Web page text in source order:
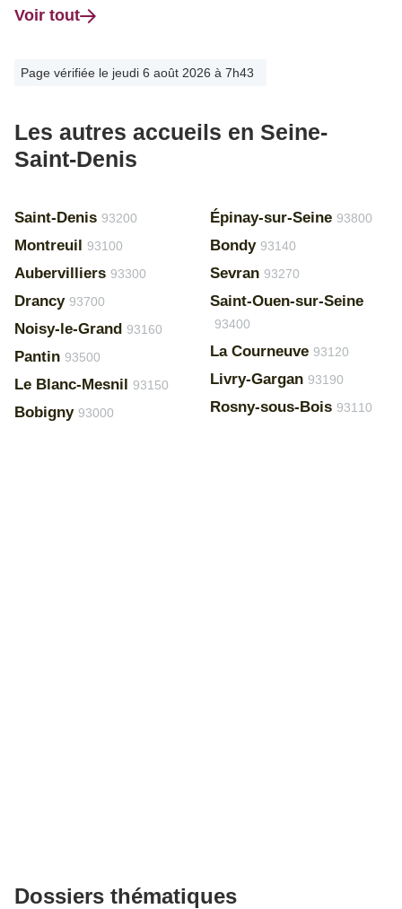
Voir tout
Page vérifiée le jeudi 6 août 2026 à 7h43
Les autres accueils en Seine-
Saint-Denis
Saint-Denis 93200
Montreuil 93100
Aubervilliers 93300
Drancy 93700
Noisy-le-Grand 93160
Pantin 93500
Le Blanc-Mesnil 93150
Bobigny 93000
Épinay-sur-Seine 93800
Bondy 93140
Sevran 93270
Saint-Ouen-sur-Seine
93400
La Courneuve 93120
Livry-Gargan 93190
Rosny-sous-Bois 93110
Dossiers thématiques